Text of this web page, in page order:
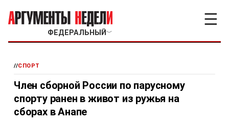
ФЕДЕРАЛЬНЫЙ ﹀
☰
//СПОРТ
Член сборной России по парусному
спорту ранен в живот из ружья на
сборах в Анапе